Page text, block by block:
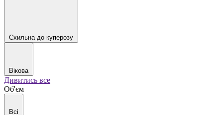
Схильна до куперозу
Вікова
Дивитись все
Об'єм
Всі